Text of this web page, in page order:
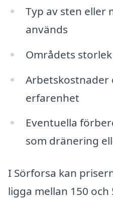
Typ av sten eller
används
Områdets
erfarenhet
Eventuella
som dränering
I Sörforsa kan
ligga mellan 150